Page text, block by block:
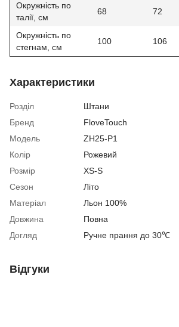
Окружність по
талії, см
68 72
Окружність по
стегнам, см
100 106
Характеристики
Розділ
Штани
Бренд
FloveTouch
Модель
ZH25-P1
Колір
Рожевий
Розмір
XS-S
Сезон
Літо
Матеріал
Льон 100%
Довжина
Повна
Догляд
Ручне прання до 30℃
Відгуки